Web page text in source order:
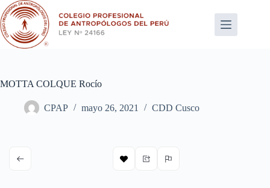
Saltar
al
contenido
MOTTA COLQUE Rocío
CPAP mayo 26, 2021 CDD Cusco